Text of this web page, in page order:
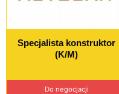
Specjalista konstruktor
(K/M)
Do negocjacji